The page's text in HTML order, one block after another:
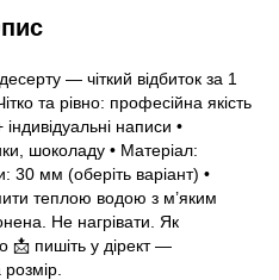
— чіткий відбиток за 1
та рівно: професійна якість
написи •
шоколаду • Матеріал:
30 мм (оберіть варіант) •
теплою водою з м’яким
Не нагрівати. Як
📩 пишіть у дірект —